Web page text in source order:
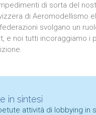
di sorta del
di Aeromodellismo
svolgano un
e noi tutti incoraggiamo i
in sintesi
attività di lobbying